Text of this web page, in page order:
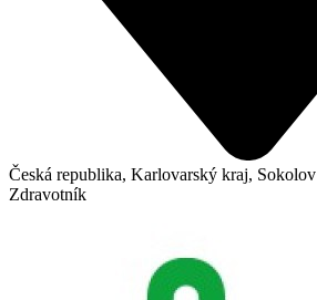
Česká republika, Karlovarský kraj, Sokolov
Zdravotník